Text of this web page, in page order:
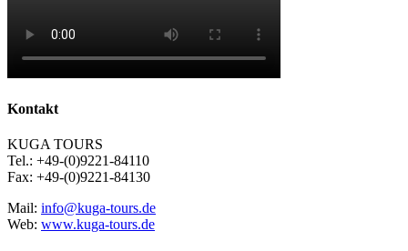
Kontakt
KUGA TOURS
Tel.: +49-(0)9221-84110
Fax: +49-(0)9221-84130
Mail: info@kuga-tours.de
Web: www.kuga-tours.de